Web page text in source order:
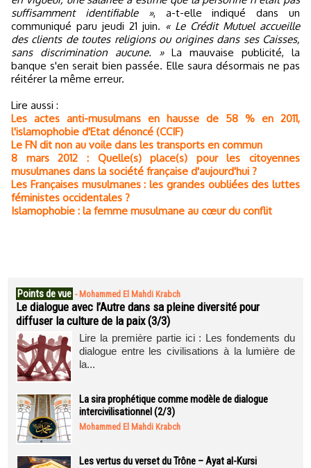
suffisamment identifiable », a-t-elle indiqué dans un
communiqué paru jeudi 21 juin. « Le Crédit Mutuel accueille
des clients de toutes religions ou origines dans ses Caisses,
sans discrimination aucune. »La mauvaise publicité, la
banque s'en serait bien passée. Elle saura désormais ne pas
réitérer la même erreur.
Lire aussi :
Les actes anti-musulmans en hausse de 58 % en 2011,
l'islamophobie d'Etat dénoncé (CCIF)
Le FN dit non au voile dans les transports en commun
8 mars 2012 : Quelle(s) place(s) pour les citoyennes
musulmanes dans la société française d'aujourd'hui ?
Les Françaises musulmanes : les grandes oubliées des luttes
féministes occidentales ?
Islamophobie : la femme musulmane au cœur du conflit
Points de vue - Mohammed El Mahdi Krabch
Le dialogue avec l’Autre dans sa pleine diversité pour
diffuser la culture de la paix (3/3)
Lire la première partie ici : Les fondements du
dialogue entre les civilisations à la lumière de
la...
La sira prophétique comme modèle de dialogue
intercivilisationnel (2/3)
Mohammed El Mahdi Krabch
Les vertus du verset du Trône – Ayat al-Kursi